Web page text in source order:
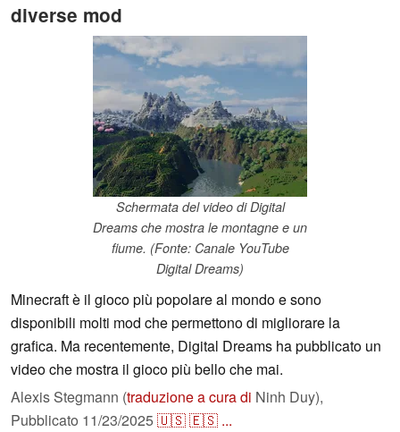
diverse mod
Schermata del video di Digital
Dreams che mostra le montagne e un
fiume. (Fonte: Canale YouTube
Digital Dreams)
Minecraft è il gioco più popolare al mondo e sono
disponibili molti mod che permettono di migliorare la
grafica. Ma recentemente, Digital Dreams ha pubblicato un
video che mostra il gioco più bello che mai.
Alexis Stegmann (traduzione a cura di Ninh Duy),
Pubblicato 11/23/2025🇺🇸🇪🇸 ...